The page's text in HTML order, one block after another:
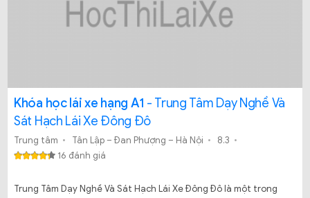
Khóa học lái xe hạng A1 - Trung Tâm Dạy Nghề Và
Sát Hạch Lái Xe Đông Đô
Trung tâm Tân Lập – Đan Phượng – Hà Nội
8.3
16 đánh giá
Trung Tâm Dạy Nghề Và Sát Hạch Lái Xe Đông Đô là một trong